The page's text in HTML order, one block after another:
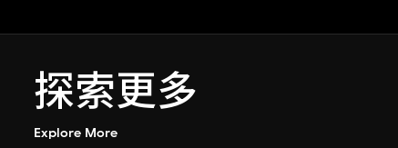
探索更多
Explore More